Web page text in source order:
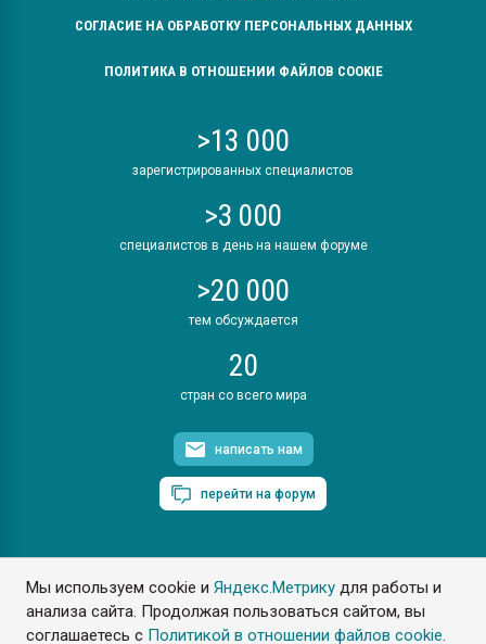
Мы используем cookie иЯндекс.Метрику для работы и
анализа сайта. Продолжая пользоваться сайтом, вы
соглашаетесь с Политикой в отношении файлов cookie.
СОГЛАСИЕ НА ОБРАБОТКУ ПЕРСОНАЛЬНЫХ ДАННЫХ
ПОЛИТИКА В ОТНОШЕНИИ ФАЙЛОВ COOKIE
>13 000
зарегистрированных специалистов
>3 000
специалистов в день на нашем форуме
>20 000
тем обсуждается
20
стран со всего мира
написать нам
перейти на форум
ПластЭксперт © 2006. Все права защищены
Разрешается копирование материалов сайта с обязательной
ссылкой на www.e-plastic.ru